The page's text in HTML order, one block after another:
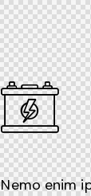
Nemo enim